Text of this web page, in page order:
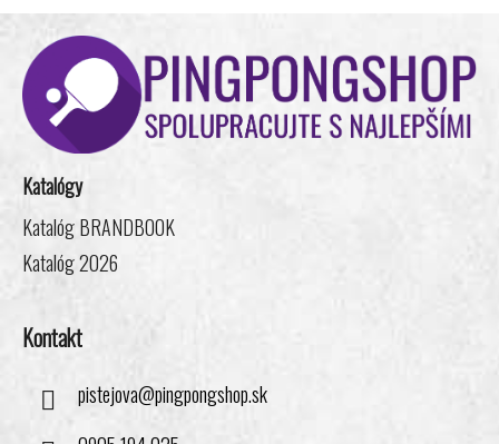
i
e
p
r
e
Z
Katalógy
Katalóg BRANDBOOK
Katalóg 2026
Kontakt
pistejova@pingpongshop.sk